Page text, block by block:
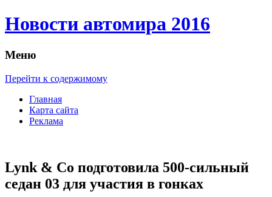
Новости автомира 2016
Меню
Перейти к содержимому
Главная
Карта сайта
Реклама
Lynk & Co подготовила 500-сильный
седан 03 для участия в гонках